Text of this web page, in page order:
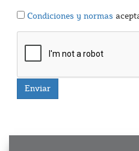
Condiciones y normas
Enviar